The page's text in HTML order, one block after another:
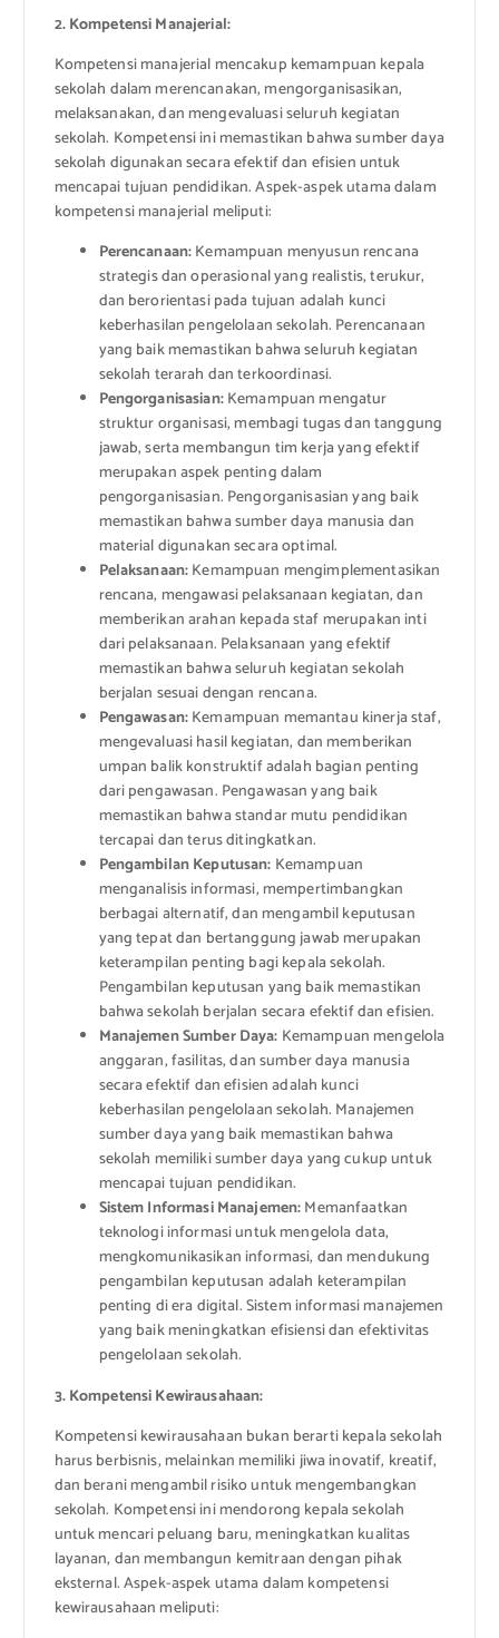
2. Kompetensi Manajerial:
Kompetensi manajerial mencakup kemampuan kepala
sekolah dalam merencanakan, mengorganisasikan,
melaksanakan, dan mengevaluasi seluruh kegiatan
sekolah. Kompetensi ini memastikan bahwa sumber daya
sekolah digunakan secara efektif dan efisien untuk
mencapai tujuan pendidikan. Aspek-aspek utama dalam
kompetensi manajerial meliputi:
Perencanaan:Kemampuan menyusun rencana
strategis dan operasional yang realistis, terukur,
dan berorientasi pada tujuan adalah kunci
keberhasilan pengelolaan sekolah. Perencanaan
yang baik memastikan bahwa seluruh kegiatan
sekolah terarah dan terkoordinasi.
Pengorganisasian:Kemampuan mengatur
struktur organisasi, membagi tugas dan tanggung
jawab, serta membangun tim kerja yang efektif
merupakan aspek penting dalam
pengorganisasian. Pengorganisasian yang baik
memastikan bahwa sumber daya manusia dan
material digunakan secara optimal.
Pelaksanaan:Kemampuan mengimplementasikan
rencana, mengawasi pelaksanaan kegiatan, dan
memberikan arahan kepada staf merupakan inti
dari pelaksanaan. Pelaksanaan yang efektif
memastikan bahwa seluruh kegiatan sekolah
berjalan sesuai dengan rencana.
Pengawasan:Kemampuan memantau kinerja staf,
mengevaluasi hasil kegiatan, dan memberikan
umpan balik konstruktif adalah bagian penting
dari pengawasan. Pengawasan yang baik
memastikan bahwa standar mutu pendidikan
tercapai dan terus ditingkatkan.
Pengambilan Keputusan: Kemampuan
menganalisis informasi, mempertimbangkan
berbagai alternatif, dan mengambil keputusan
yang tepat dan bertanggung jawab merupakan
keterampilan penting bagi kepala sekolah.
Pengambilan keputusan yang baik memastikan
bahwa sekolah berjalan secara efektif dan efisien.
Manajemen Sumber Daya: Kemampuan mengelola
anggaran, fasilitas, dan sumber daya manusia
secara efektif dan efisien adalah kunci
keberhasilan pengelolaan sekolah. Manajemen
sumber daya yang baik memastikan bahwa
sekolah memiliki sumber daya yang cukup untuk
mencapai tujuan pendidikan.
Sistem Informasi Manajemen:Memanfaatkan
teknologi informasi untuk mengelola data,
mengkomunikasikan informasi, dan mendukung
pengambilan keputusan adalah keterampilan
penting di era digital. Sistem informasi manajemen
yang baik meningkatkan efisiensi dan efektivitas
pengelolaan sekolah.
3. Kompetensi Kewirausahaan:
Kompetensi kewirausahaan bukan berarti kepala sekolah
harus berbisnis, melainkan memiliki jiwa inovatif, kreatif,
dan berani mengambil risiko untuk mengembangkan
sekolah. Kompetensi ini mendorong kepala sekolah
untuk mencari peluang baru, meningkatkan kualitas
layanan, dan membangun kemitraan dengan pihak
eksternal. Aspek-aspek utama dalam kompetensi
kewirausahaan meliputi: